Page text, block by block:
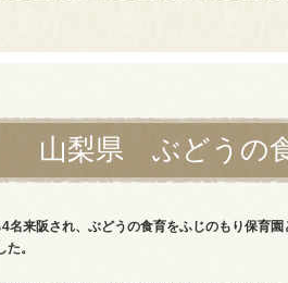
山梨県 ぶどうの
名来阪され、ぶどうの食育をふじのもり保育園
。